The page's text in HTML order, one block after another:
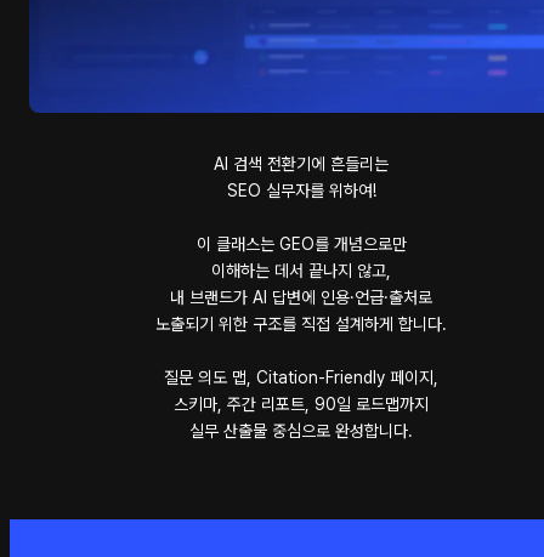
AI 검색 전환기에 흔들리는
SEO 실무자를 위하여!
이 클래스는 GEO를 개념으로만
이해하는 데서 끝나지 않고,
내 브랜드가 AI 답변에 인용·언급·출처로
노출되기 위한 구조를 직접 설계하게 합니다.
질문 의도 맵, Citation-Friendly 페이지,
스키마, 주간 리포트, 90일 로드맵까지
실무 산출물 중심으로 완성합니다.